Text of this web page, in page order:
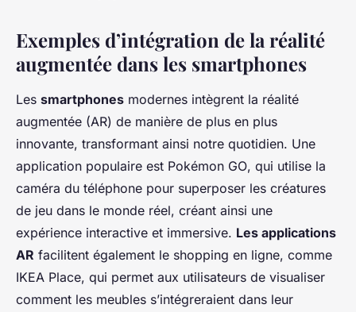
Exemples d’intégration de la réalité
augmentée dans les smartphones
Les smartphones modernes intègrent la réalité
augmentée (AR) de manière de plus en plus
innovante, transformant ainsi notre quotidien. Une
application populaire est Pokémon GO, qui utilise la
caméra du téléphone pour superposer les créatures
de jeu dans le monde réel, créant ainsi une
expérience interactive et immersive. Les applications
AR facilitent également le shopping en ligne, comme
IKEA Place, qui permet aux utilisateurs de visualiser
comment les meubles s’intégreraient dans leur